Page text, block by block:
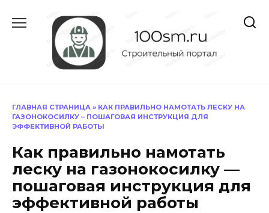
содержанию
ГЛАВНАЯ СТРАНИЦА » КАК ПРАВИЛЬНО НАМОТАТЬ ЛЕСКУ НА
ГАЗОНОКОСИЛКУ – ПОШАГОВАЯ ИНСТРУКЦИЯ ДЛЯ
ЭФФЕКТИВНОЙ РАБОТЫ
Как правильно намотать
леску на газонокосилку —
пошаговая инструкция для
эффективной работы